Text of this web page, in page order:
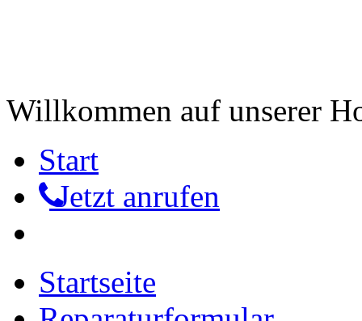
Willkommen auf unserer
Start
Jetzt anrufen
Startseite